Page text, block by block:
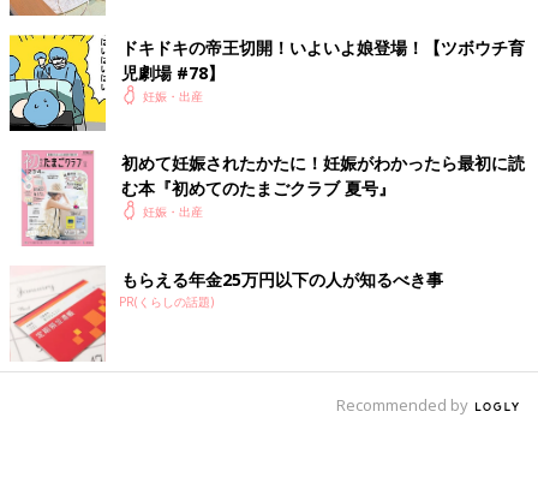
ドキドキの帝王切開！いよいよ娘登場！【ツボウチ育
児劇場 #78】
妊娠・出産
初めて妊娠されたかたに！妊娠がわかったら最初に読
む本『初めてのたまごクラブ 夏号』
妊娠・出産
もらえる年金25万円以下の人が知るべき事
PR(くらしの話題)
Recommended by